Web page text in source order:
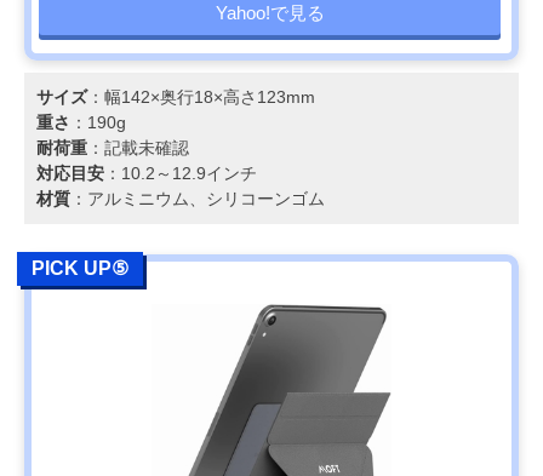
Yahoo!で見る
サイズ：幅142×奥行18×高さ123mm
重さ ：190g
耐荷重 ：記載未確認
対応目安 ：10.2～12.9インチ
材質 ：アルミニウム、シリコーンゴム
PICK UP⑤